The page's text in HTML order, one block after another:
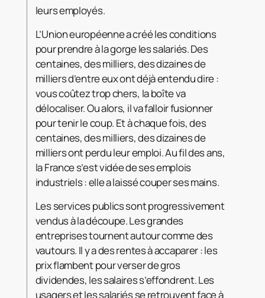
leurs employés.
L’Union européenne a créé les conditions
pour prendre à la gorge les salariés. Des
centaines, des milliers, des dizaines de
milliers d’entre eux ont déjà entendu dire :
vous coûtez trop chers, la boîte va
délocaliser. Ou alors, il va falloir fusionner
pour tenir le coup. Et à chaque fois, des
centaines, des milliers, des dizaines de
milliers ont perdu leur emploi. Au fil des ans,
la France s’est vidée de ses emplois
industriels : elle a laissé couper ses mains.
Les services publics sont progressivement
vendus à la découpe. Les grandes
entreprises tournent autour comme des
vautours. Il y a des rentes à accaparer : les
prix flambent pour verser de gros
dividendes, les salaires s’effondrent. Les
usagers et les salariés se retrouvent face à